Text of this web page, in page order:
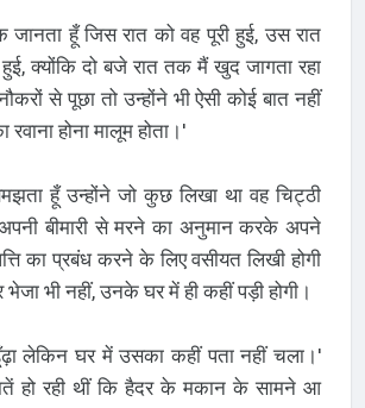
हूँ जिस रात को वह पूरी हुई, उस रात
हुई, क्योंकि दो बजे रात तक मैं खुद जागता रहा
से पूछा तो उन्होंने भी ऐसी कोई बात नहीं
होना मालूम होता।'
हूँ उन्होंने जो कुछ लिखा था वह चिट्ठी
बीमारी से मरने का अनुमान करके अपने
का प्रबंध करने के लिए वसीयत लिखी होगी
भी नहीं, उनके घर में ही कहीं पड़ी होगी।
लेकिन घर में उसका कहीं पता नहीं चला।'
हो रही थीं कि हैदर के मकान के सामने आ